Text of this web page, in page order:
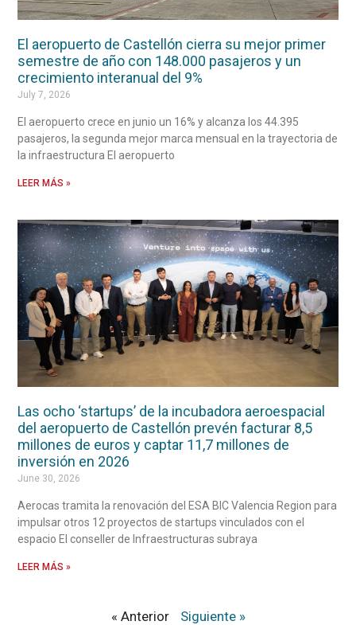
El aeropuerto de Castellón cierra su mejor primer
semestre de año con 148.000 pasajeros y un
crecimiento interanual del 9%
July 7, 2026
El aeropuerto crece en junio un 16% y alcanza los 44.395
pasajeros, la segunda mejor marca mensual en la trayectoria de
la infraestructura El aeropuerto
LEER MÁS »
Las ocho ‘startups’ de la incubadora aeroespacial
del aeropuerto de Castellón prevén facturar 8,5
millones de euros y captar 11,7 millones de
inversión en 2026
June 30, 2026
Aerocas tramita la renovación del ESA BIC Valencia Region para
impulsar otros 12 proyectos de startups vinculados con el
espacio El conseller de Infraestructuras subraya
LEER MÁS »
« Anterior Siguiente »